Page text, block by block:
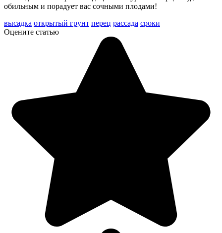
обильным и порадует вас сочными плодами!
высадка открытый грунт перец рассада сроки
Оцените статью